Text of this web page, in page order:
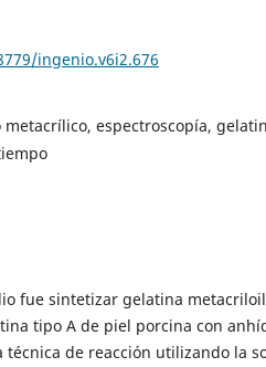
ingenio.v6i2.676
espectroscopía,
fue sintetizar gelatina
tipo A de piel porcina con
técnica de reacción utilizando la